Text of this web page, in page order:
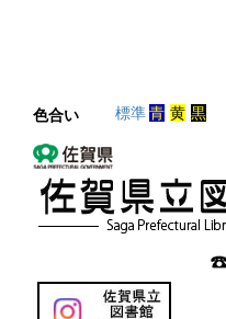
色合い 標準青 黄 黒